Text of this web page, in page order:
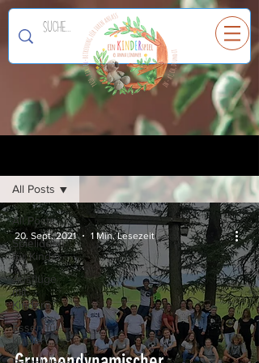
EinKINDERspiel
All Posts
Spielideen
für Kinder
Ausflüge
mit
Kindern
Essen für
Kinder
All Posts
20. Sept. 2021 1 Min. Lesezeit